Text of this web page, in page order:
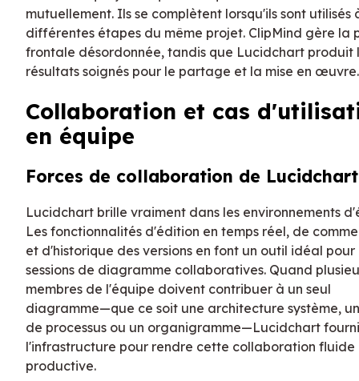
mutuellement. Ils se complètent lorsqu'ils sont utilisés
différentes étapes du même projet. ClipMind gère la
frontale désordonnée, tandis que Lucidchart produit
résultats soignés pour le partage et la mise en œuvre.
Collaboration et cas
en équipe
Forces de collaboration de Lucidchart
Lucidchart brille vraiment dans les environnements
Les fonctionnalités d'édition en temps réel, de
et d'historique des versions en font un outil idéal pour
sessions de diagramme collaboratives. Quand
membres de l'équipe doivent contribuer à un seul
diagramme—que ce soit une architecture système,
de processus ou un organigramme—Lucidchart
l'infrastructure pour rendre cette collaboration fluide
productive.